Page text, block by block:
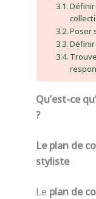
Poser
Qu’est-ce
?
Le plan de
styliste
Le plan de